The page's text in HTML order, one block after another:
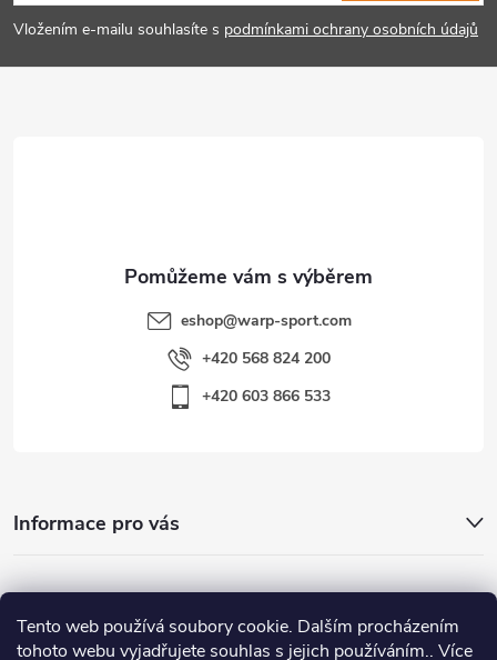
Tento web používá soubory cookie. Dalším procházením
tohoto webu vyjadřujete souhlas s jejich používáním.. Více
p
a
Vložením e-mailu souhlasíte s podmínkami ochrany osobních údajů
eshop@warp-sport.com
+420 568 824 200
+420 603 866 533
Informace pro vás
Nejhledanější